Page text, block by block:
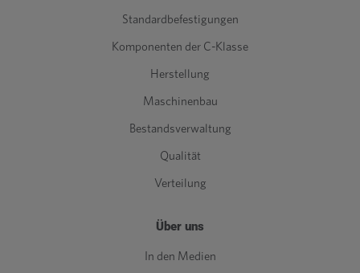
Standardbefestigungen
Komponenten der C-Klasse
Herstellung
Maschinenbau
Bestandsverwaltung
Qualität
Verteilung
Über uns
In den Medien